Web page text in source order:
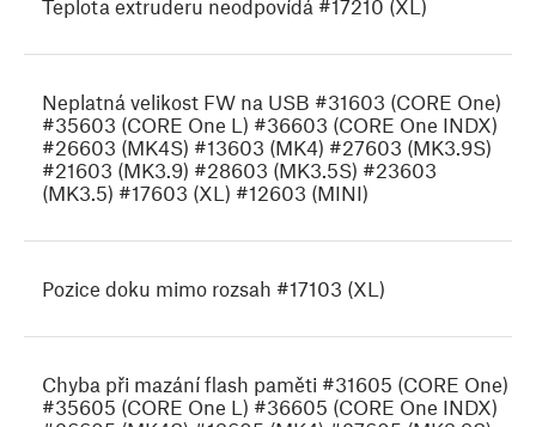
Teplota extruderu neodpovídá #17210 (XL)
Neplatná velikost FW na USB #31603 (CORE One)
#35603 (CORE One L) #36603 (CORE One INDX)
#26603 (MK4S) #13603 (MK4) #27603 (MK3.9S)
#21603 (MK3.9) #28603 (MK3.5S) #23603
(MK3.5) #17603 (XL) #12603 (MINI)
Pozice doku mimo rozsah #17103 (XL)
Chyba při mazání flash paměti #31605 (CORE One)
#35605 (CORE One L) #36605 (CORE One INDX)